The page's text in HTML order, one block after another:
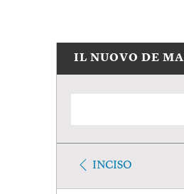
IL NUOVO DE
INCISO